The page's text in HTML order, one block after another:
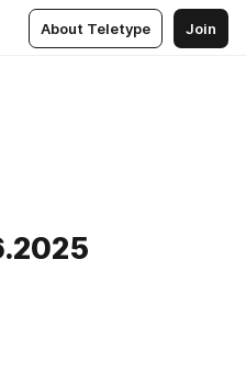
About Teletype Join